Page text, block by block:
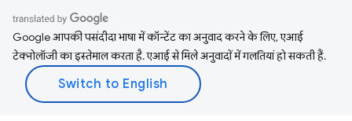
Google आपकी पसंदीदा भाषा में कॉन्टेंट का अनुवाद करने के लिए, एआई
टेक्नोलॉजी का इस्तेमाल करता है. एआई से मिले अनुवादों में गलतियां हो सकती हैं.